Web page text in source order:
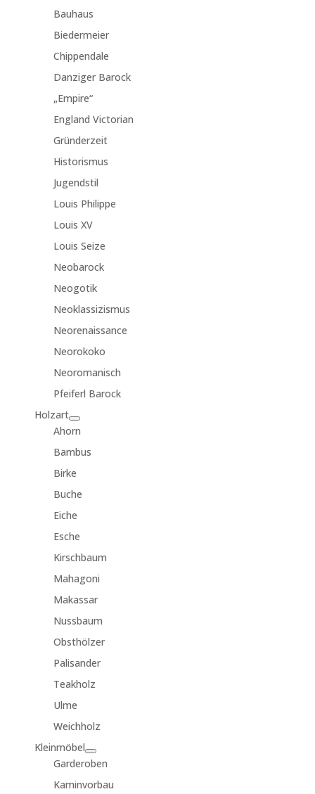
Bauhaus
Biedermeier
Chippendale
Danziger Barock
„Empire“
England Victorian
Gründerzeit
Historismus
Jugendstil
Louis Philippe
Louis XV
Louis Seize
Neobarock
Neogotik
Neoklassizismus
Neorenaissance
Neorokoko
Neoromanisch
Pfeiferl Barock
Holzart
Ahorn
Bambus
Birke
Buche
Eiche
Esche
Kirschbaum
Mahagoni
Makassar
Nussbaum
Obsthölzer
Palisander
Teakholz
Ulme
Weichholz
Kleinmöbel
Garderoben
Kaminvorbau